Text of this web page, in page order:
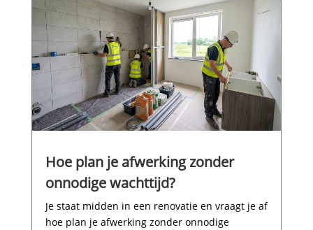
Hoe plan je afwerking zonder
onnodige wachttijd?
Je staat midden in een renovatie en vraagt je af
hoe plan je afwerking zonder onnodige